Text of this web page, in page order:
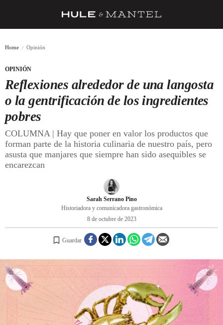
BARRAS Y ESTRELLAS
DÓNDE COMER
ÍDOLOS DE MESAS
CUADERNO DE VIAJE
INICIAR SESIÓN
Home Opinión
OPINIÓN
Reflexiones alrededor de una langosta
o la gentrificación de los ingredientes
pobres
COLUMNA | Hay que poner en valor los productos que
forman parte de la historia culinaria de nuestro país, pero
asusta que manjares que siempre han sido asequibles se
encarezcan
Sarah Serrano Pino
Historiadora y comunicadora gastronómica
8 de octubre de 2023
Guardar